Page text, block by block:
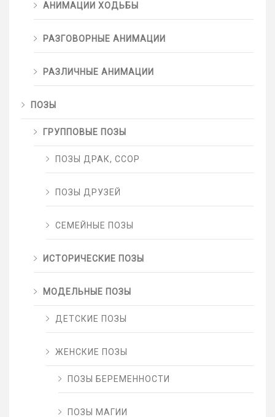
АНИМАЦИИ ХОДЬБЫ
РАЗГОВОРНЫЕ АНИМАЦИИ
РАЗЛИЧНЫЕ АНИМАЦИИ
ПОЗЫ
ГРУППОВЫЕ ПОЗЫ
ПОЗЫ ДРАК, ССОР
ПОЗЫ ДРУЗЕЙ
СЕМЕЙНЫЕ ПОЗЫ
ИСТОРИЧЕСКИЕ ПОЗЫ
МОДЕЛЬНЫЕ ПОЗЫ
ДЕТСКИЕ ПОЗЫ
ЖЕНСКИЕ ПОЗЫ
ПОЗЫ БЕРЕМЕННОСТИ
ПОЗЫ МАГИИ